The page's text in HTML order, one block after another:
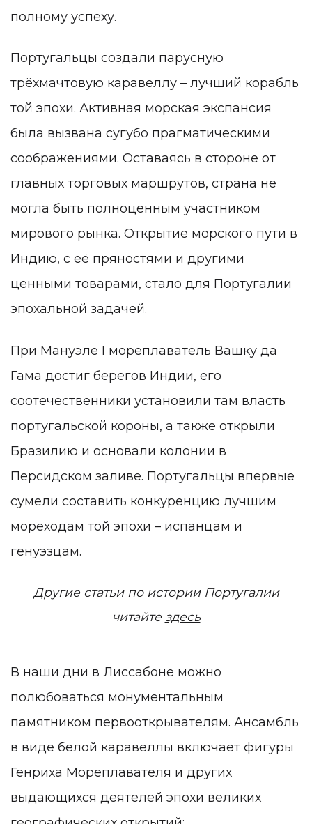
полному успеху.
Португальцы создали парусную
трёхмачтовую каравеллу – лучший корабль
той эпохи. Активная морская экспансия
была вызвана сугубо прагматическими
соображениями. Оставаясь в стороне от
главных торговых маршрутов, страна не
могла быть полноценным участником
мирового рынка. Открытие морского пути в
Индию, с её пряностями и другими
ценными товарами, стало для Португалии
эпохальной задачей.
При Мануэле I мореплаватель Вашку да
Гама достиг берегов Индии, его
соотечественники установили там власть
португальской короны, а также открыли
Бразилию и основали колонии в
Персидском заливе. Португальцы впервые
сумели составить конкуренцию лучшим
мореходам той эпохи – испанцам и
генуэзцам.
Другие статьи по истории Португалии
читайте здесь
В наши дни в Лиссабоне можно
полюбоваться монументальным
памятником первооткрывателям. Ансамбль
в виде белой каравеллы включает фигуры
Генриха Мореплавателя и других
выдающихся деятелей эпохи великих